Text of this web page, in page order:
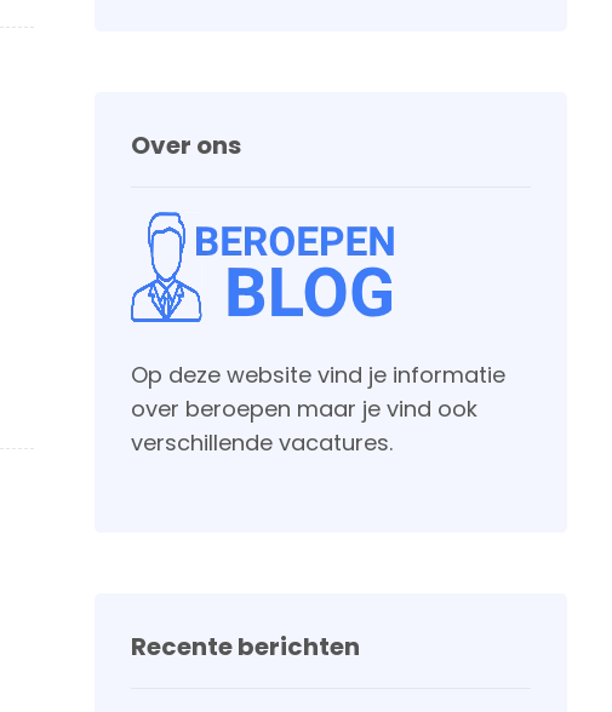
Over ons
Op deze website vind je informatie
over beroepen maar je vind ook
verschillende vacatures.
Recente berichten